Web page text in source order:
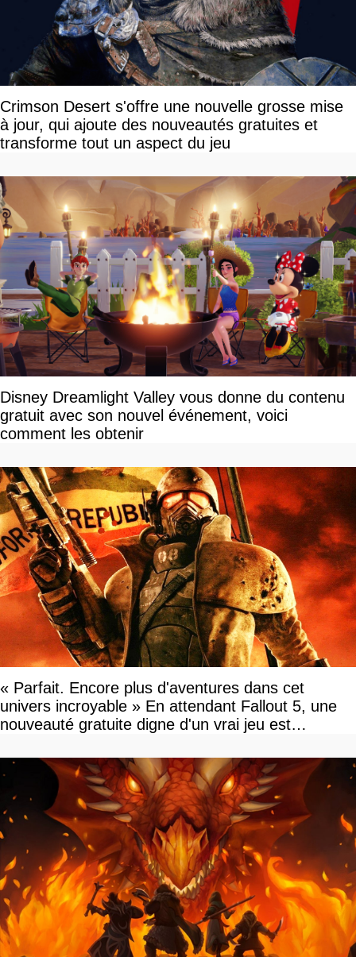
Crimson Desert s'offre une nouvelle grosse mise
à jour, qui ajoute des nouveautés gratuites et
transforme tout un aspect du jeu
Disney Dreamlight Valley vous donne du contenu
gratuit avec son nouvel événement, voici
comment les obtenir
« Parfait. Encore plus d'aventures dans cet
univers incroyable » En attendant Fallout 5, une
nouveauté gratuite digne d'un vrai jeu est